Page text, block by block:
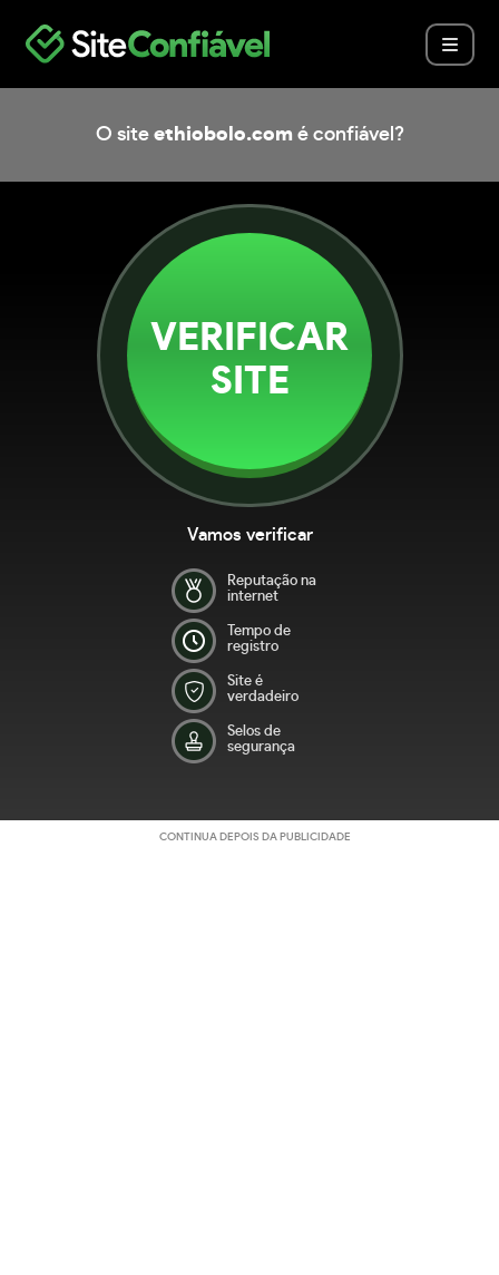
O site ethiobolo.com é confiável?
VERIFICAR
SITE
Vamos verificar
Reputação na
internet
Tempo de
registro
Site é
verdadeiro
Selos de
segurança
CONTINUA DEPOIS DA PUBLICIDADE